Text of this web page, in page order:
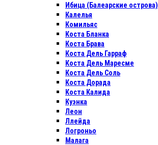
Ибица (Балеарские острова)
Калелья
Комильяс
Коста Бланка
Коста Брава
Коста Дель Гарраф
Коста Дель Маресме
Коста Дель Соль
Коста Дорада
Коста Калида
Куэнка
Леон
Ллейда
Логроньо
Малага